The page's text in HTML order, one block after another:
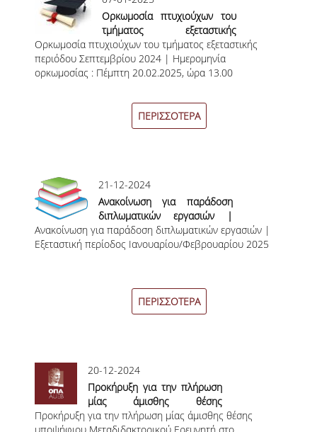
ΚΑΝΟΝΙΣΜΟΣ
ΕΠΙΚΟΙΝΩΝΙΑ
ΠΡΟΓΡΑΜΜΑ ERASMUS+
ΓΕΝΙΚΕΣ ΠΛΗΡΟΦΟΡΙΕΣ
ΠΑΝΕΠΙΣΤΗΜΙΩΝ
ΑΝΑΚΟΙΝΩΣΕΙΣ
ΤESTIMONIALS
ΣΥΝΔΕΣΜΟΙ
ΜΕΤΑΠΤΥΧΙΑΚΕΣ ΣΠΟΥΔΕΣ
ΜΕΤΑΠΤΥΧΙΑΚΑ ΠΡΟΓΡΑΜΜΑΤΑ
ΔΙΔΑΚΤΟΡΙΚΟ ΠΡΟΓΡΑΜΜΑ
Ορκωμοσία πτυχιούχων του
τμήματος εξεταστικής
περιόδου Σεπτεμβρίου 2024
| Ημερομηνία ορκωμοσίας :
Πέμπτη 20.02.2025, ώρα
Ορκωμοσία πτυχιούχων του τμήματος εξεταστικής
περιόδου Σεπτεμβρίου 2024 | Ημερομηνία
ορκωμοσίας : Πέμπτη 20.02.2025, ώρα 13.00
ΠΕΡΙΣΣΟΤΕΡΑ
21-12-2024
Ανακοίνωση για παράδοση
διπλωματικών εργασιών |
Εξεταστική περίοδος
Ιανουαρίου/Φεβρουαρίου
Ανακοίνωση για παράδοση διπλωματικών εργασιών |
Εξεταστική περίοδος Ιανουαρίου/Φεβρουαρίου 2025
ΠΕΡΙΣΣΟΤΕΡΑ
20-12-2024
Προκήρυξη για την πλήρωση
μίας άμισθης θέσης
υποψήφιου
Προκήρυξη για την πλήρωση μίας άμισθης θέσης